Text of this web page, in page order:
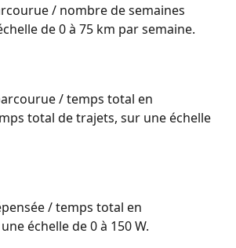
/ nombre de semaines
de 0 à 75 km par semaine.
/ temps total en
total de trajets, sur une échelle
/ temps total en
échelle de 0 à 150 W.